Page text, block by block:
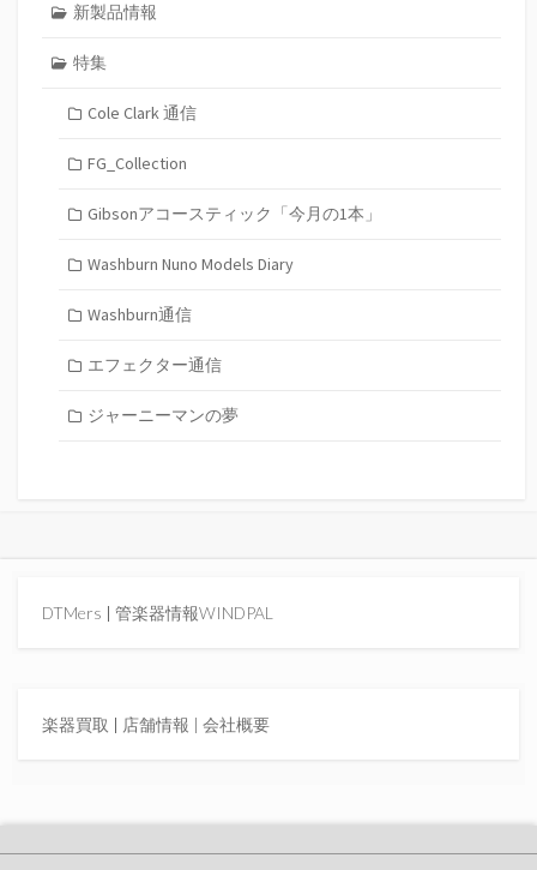
新製品情報
特集
Cole Clark 通信
FG_Collection
Gibsonアコースティック「今月の1本」
Washburn Nuno Models Diary
Washburn通信
エフェクター通信
ジャーニーマンの夢
DTMers | 管楽器情報WINDPAL
楽器買取 | 店舗情報 | 会社概要